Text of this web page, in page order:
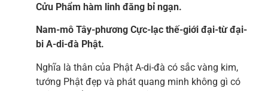
Cửu Phẩm hàm linh đăng bỉ ngạn.
Nam-mô Tây-phương Cực-lạc thế-giới đại-từ đại-
bi A-di-đà Phật.
Nghĩa là thân của Phật A-di-đà có sắc vàng kim,
tướng Phật đẹp và phát quang minh không gì có